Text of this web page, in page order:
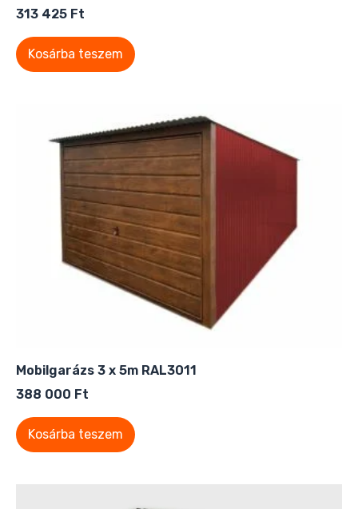
313 425 Ft
Kosárba teszem
Mobilgarázs 3 x 5m RAL3011
388 000 Ft
Kosárba teszem